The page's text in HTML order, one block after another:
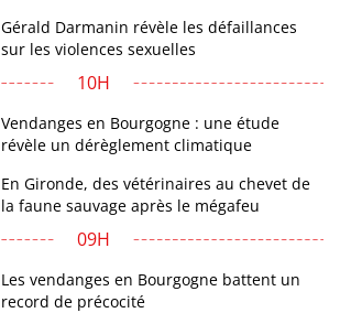
Gérald Darmanin révèle les défaillances
sur les violences sexuelles
10H
Vendanges en Bourgogne : une étude
révèle un dérèglement climatique
En Gironde, des vétérinaires au chevet de
la faune sauvage après le mégafeu
09H
Les vendanges en Bourgogne battent un
record de précocité